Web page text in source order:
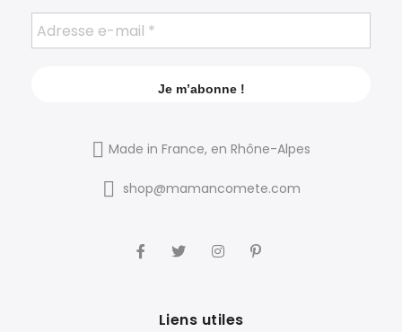
Made in France, en Rhône-Alpes
shop@mamancomete.com
Liens utiles